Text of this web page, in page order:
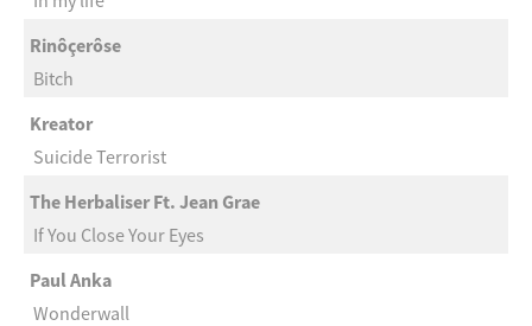
Rinôçerôse
Bitch
Kreator
Suicide Terrorist
The Herbaliser Ft. Jean Grae
If You Close Your Eyes
Paul Anka
Wonderwall